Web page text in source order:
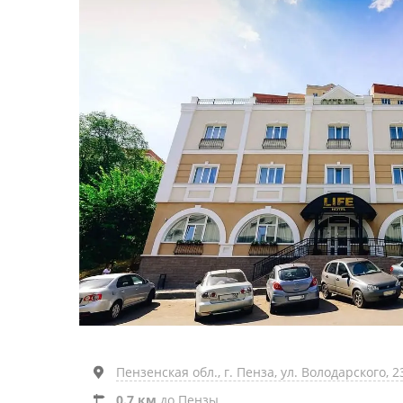
Пензенская обл., г. Пенза, ул. Володарского,